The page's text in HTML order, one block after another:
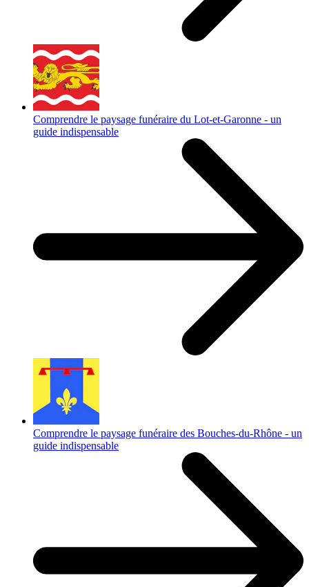
Comprendre le paysage funéraire du Lot-et-Garonne - un
guide indispensable
Comprendre le paysage funéraire des Bouches-du-Rhône - un
guide indispensable